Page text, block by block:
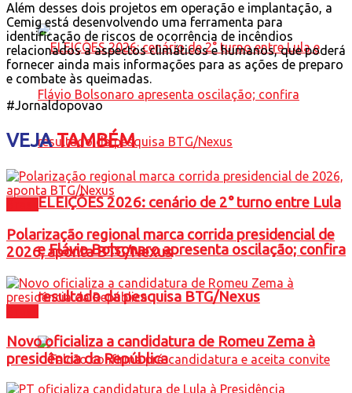
ELEIÇÕES 2026: cenário de 2° turno entre Lula
e Flávio Bolsonaro apresenta oscilação; confira
resultado da pesquisa BTG/Nexus
Além desses dois projetos em operação e implantação, a
Cemig está desenvolvendo uma ferramenta para
identificação de riscos de ocorrência de incêndios
relacionados a aspectos climáticos e humanos, que poderá
fornecer ainda mais informações para as ações de preparo
e combate às queimadas.
#Jornaldopovao
VEJATAMBÉM
Polarização regional marca corrida presidencial de
2026, aponta BTG/Nexus
Novo oficializa a candidatura de Romeu Zema à
presidência da República